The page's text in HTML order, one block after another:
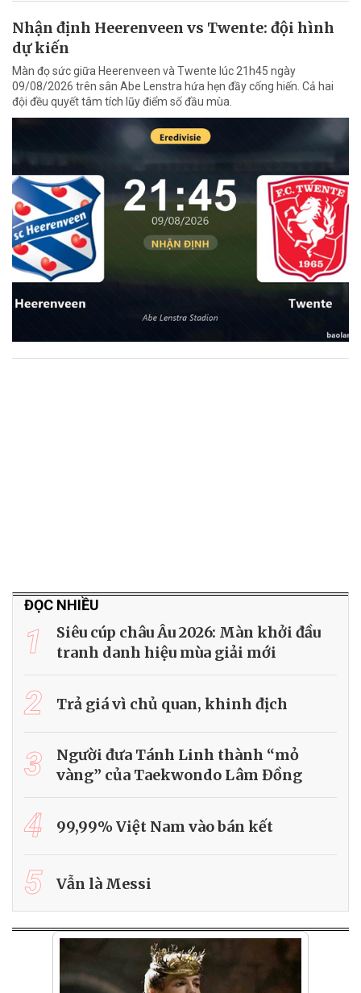
Nhận định Heerenveen vs Twente: đội hình
dự kiến
Màn đọ sức giữa Heerenveen và Twente lúc 21h45 ngày
09/08/2026 trên sân Abe Lenstra hứa hẹn đầy cống hiến. Cả hai
đội đều quyết tâm tích lũy điểm số đầu mùa.
ĐỌC NHIỀU
1
Siêu cúp châu Âu 2026: Màn khởi đầu
tranh danh hiệu mùa giải mới
2 Trả giá vì chủ quan, khinh địch
3
Người đưa Tánh Linh thành “mỏ
vàng” của Taekwondo Lâm Đồng
4 99,99% Việt Nam vào bán kết
5 Vẫn là Messi